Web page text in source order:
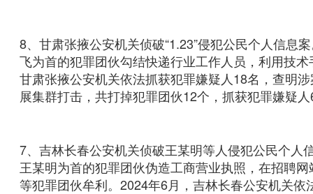
8、甘肃张掖公安机关侦破“1.23”侵犯公民个人信息
飞为首的犯罪团伙勾结快递行业工作人员，利用技
甘肃张掖公安机关依法抓获犯罪嫌疑人18名，查明
展集群打击，共打掉犯罪团伙12个，抓获犯罪嫌疑
7、吉林长春公安机关侦破王某明等人侵犯公民个
王某明为首的犯罪团伙伪造工商营业执照，在招聘
等犯罪团伙牟利。2024年6月，吉林长春公安机关